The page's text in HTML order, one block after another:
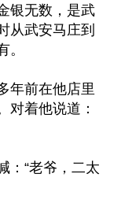
银无数，是武
从武安马庄到
。
年前在他店里
对着他说道：
：“老爷，二太